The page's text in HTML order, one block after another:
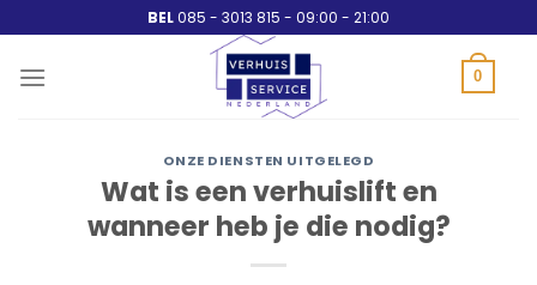
naar
inhoud
BEL085 - 3013 815 - 09:00 - 21:00
0
ONZE DIENSTEN UITGELEGD
Wat is een verhuislift en
wanneer heb je die nodig?